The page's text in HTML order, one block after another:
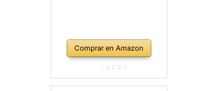
Comprar en Amazon